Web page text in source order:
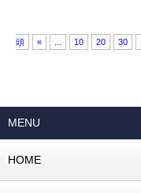
頭
« 10 20 30
MENU
HOME